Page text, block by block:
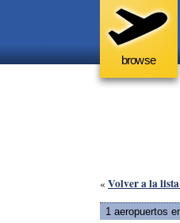
browse
« Volver a la lista
1 aeropuertos